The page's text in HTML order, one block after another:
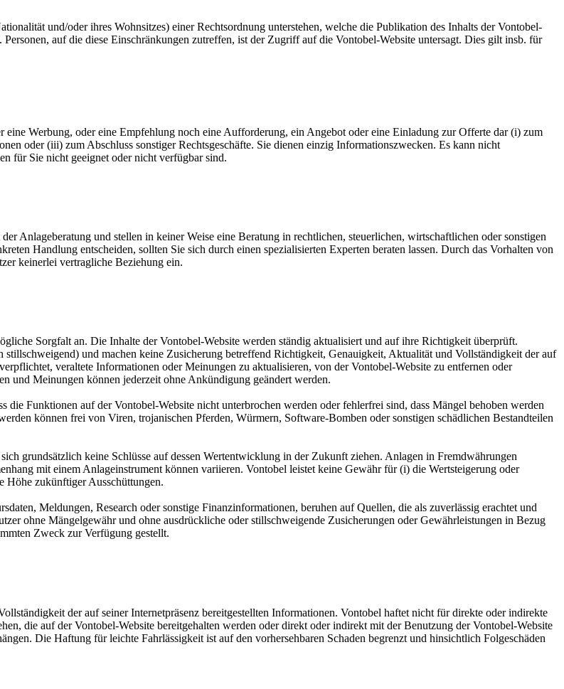
und/oder ihres Wohnsitzes) einer Rechtsordnung unterstehen, welche die Publikation des Inhalts der Vontobel-
auf die diese Einschränkungen zutreffen, ist der Zugriff auf die Vontobel-Website untersagt. Dies gilt insb. für
Werbung, oder eine Empfehlung noch eine Aufforderung, ein Angebot oder eine Einladung zur Offerte dar (i) zum
oder (iii) zum Abschluss sonstiger Rechtsgeschäfte. Sie dienen einzig Informationszwecken. Es kann nicht
für Sie nicht geeignet oder nicht verfügbar sind.
Anlageberatung und stellen in keiner Weise eine Beratung in rechtlichen, steuerlichen, wirtschaftlichen oder sonstigen
Handlung entscheiden, sollten Sie sich durch einen spezialisierten Experten beraten lassen. Durch das Vorhalten von
keinerlei vertragliche Beziehung ein.
Sorgfalt an. Die Inhalte der Vontobel-Website werden ständig aktualisiert und auf ihre Richtigkeit überprüft.
und machen keine Zusicherung betreffend Richtigkeit, Genauigkeit, Aktualität und Vollständigkeit der auf
veraltete Informationen oder Meinungen zu aktualisieren, von der Vontobel-Website zu entfernen oder
und Meinungen können jederzeit ohne Ankündigung geändert werden.
Funktionen auf der Vontobel-Website nicht unterbrochen werden oder fehlerfrei sind, dass Mängel behoben werden
können frei von Viren, trojanischen Pferden, Würmern, Software-Bomben oder sonstigen schädlichen Bestandteilen
grundsätzlich keine Schlüsse auf dessen Wertentwicklung in der Zukunft ziehen. Anlagen in Fremdwährungen
mit einem Anlageinstrument können variieren. Vontobel leistet keine Gewähr für (i) die Wertsteigerung oder
Höhe zukünftiger Ausschüttungen.
Meldungen, Research oder sonstige Finanzinformationen, beruhen auf Quellen, die als zuverlässig erachtet und
ohne Mängelgewähr und ohne ausdrückliche oder stillschweigende Zusicherungen oder Gewährleistungen in Bezug
Zweck zur Verfügung gestellt.
der auf seiner Internetpräsenz bereitgestellten Informationen. Vontobel haftet nicht für direkte oder indirekte
die auf der Vontobel-Website bereitgehalten werden oder direkt oder indirekt mit der Benutzung der Vontobel-Website
Die Haftung für leichte Fahrlässigkeit ist auf den vorhersehbaren Schaden begrenzt und hinsichtlich Folgeschäden